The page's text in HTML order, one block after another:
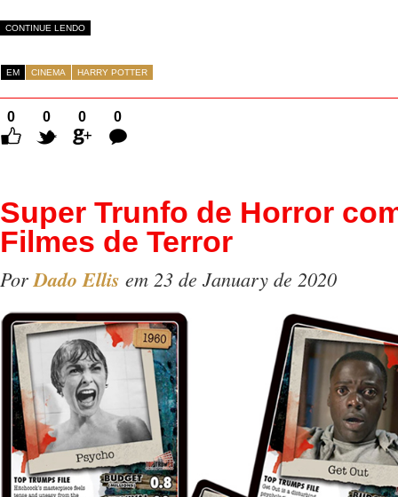
CONTINUE LENDO
EM CINEMA HARRY POTTER
0 0 0
0
Comentários
Super Trunfo de Horror
Filmes de Terror
Por Dado Ellis em 23 de January de 2020